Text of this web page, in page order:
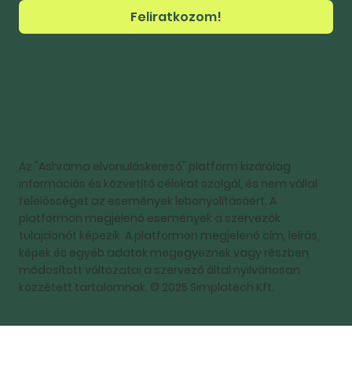
Feliratkozom!
Az "Ashrama elvonuláskereső" platform kizárólag
információs és közvetítő célokat szolgál, és nem vállal
felelősséget az események lebonyolításáért. A
platformon megjelenő események a szervezők
tulajdonát képezik. A platformon megjelenő cím, leírás,
képek és egyéb adatok megegyeznek vagy részben
módosított változatai a szervező által nyilvánosan
közzétett tartalomnak. © 2025 Simplatech Kft.